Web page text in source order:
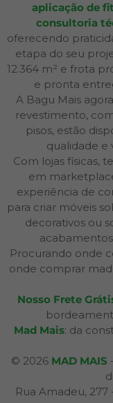
aplicação de
consultoria
oferecendo
etapa do seu
12.364 m² e frota
e pronta
A Bagu Mais
revestimento,
pisos, estão
qualidade e
Com lojas físicas,
em
experiência de
para criar móveis
decorativos ou
Procurando onde
onde comprar
Nosso Frete
Mad Mais: da
© 2026 MAD MAIS
Rua Amadeu, 277